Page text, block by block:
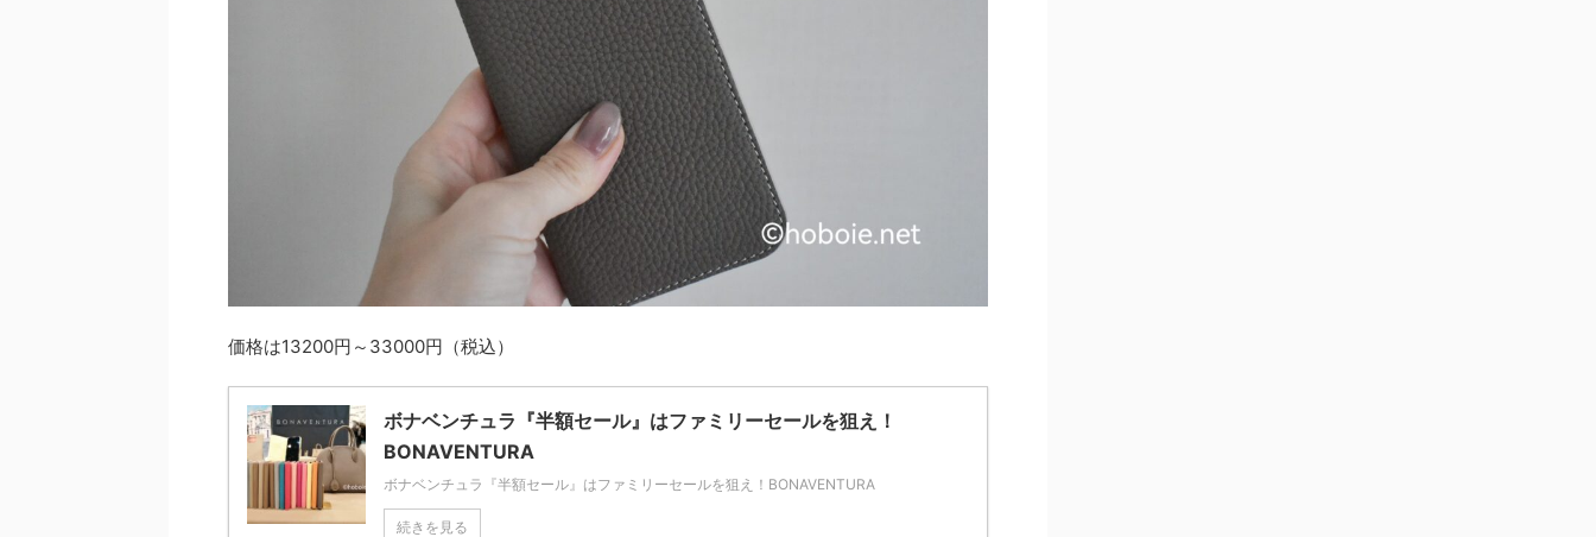
価格は13200円～33000円（税込）
ボナベンチュラ『半額セール』はファミリーセールを狙え！
BONAVENTURA
ボナベンチュラ『半額セール』はファミリーセールを狙え！BONAVENTURA
続きを見る